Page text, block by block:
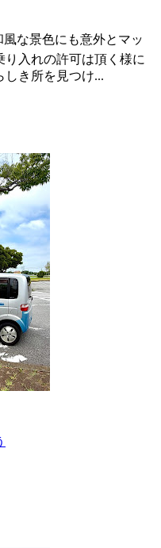
な景色にも意外とマッ
入れの許可は頂く様に
しき所を見つけ...